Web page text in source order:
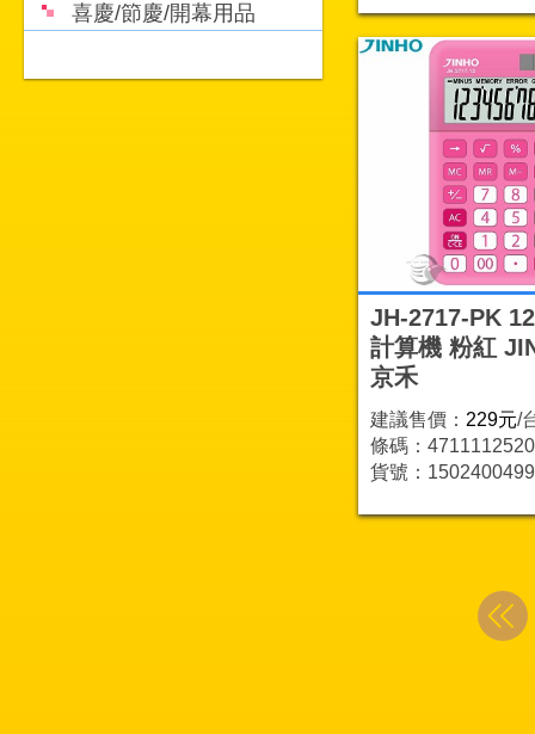
喜慶/節慶/開幕用品
JH-2717-PK
計算機 粉紅
京禾
建議售價： 229元/
條碼：
貨號：1502400499